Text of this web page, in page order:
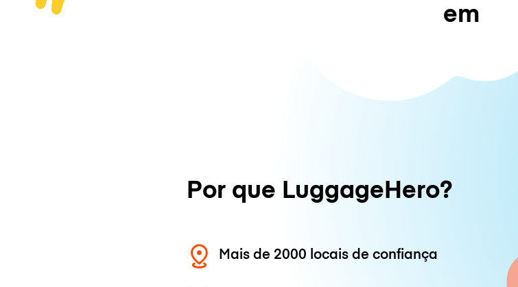
em
Por que LuggageHero?
Mais de 2000 locais de confiança